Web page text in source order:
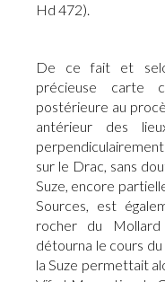
Hd 472).
De ce fait et
précieuse carte
postérieure au
antérieur des
sur le Drac, sans
Suze, encore
Sources, est
rocher du
détourna le cours
la Suze permettait